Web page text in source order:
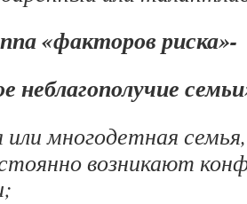
«факторов риска»-
неблагополучие
или многодетная
возникают